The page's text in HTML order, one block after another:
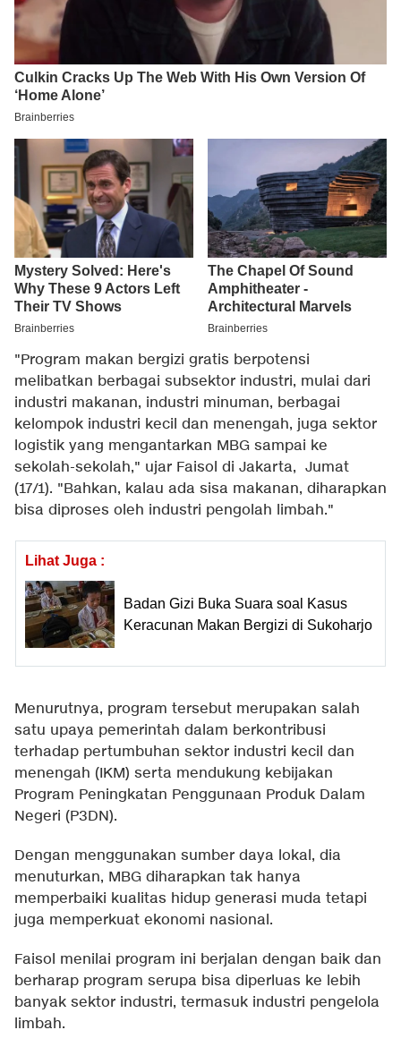
"Program makan bergizi gratis berpotensi
melibatkan berbagai subsektor industri, mulai dari
industri makanan, industri minuman, berbagai
kelompok industri kecil dan menengah, juga sektor
logistik yang mengantarkan MBG sampai ke
sekolah-sekolah," ujar Faisol di Jakarta, Jumat
(17/1). "Bahkan, kalau ada sisa makanan, diharapkan
bisa diproses oleh industri pengolah limbah."
Lihat Juga :
Badan Gizi Buka Suara soal Kasus
Keracunan Makan Bergizi di Sukoharjo
Menurutnya, program tersebut merupakan salah
satu upaya pemerintah dalam berkontribusi
terhadap pertumbuhan sektor industri kecil dan
menengah (IKM) serta mendukung kebijakan
Program Peningkatan Penggunaan Produk Dalam
Negeri (P3DN).
Dengan menggunakan sumber daya lokal, dia
menuturkan, MBG diharapkan tak hanya
memperbaiki kualitas hidup generasi muda tetapi
juga memperkuat ekonomi nasional.
Faisol menilai program ini berjalan dengan baik dan
berharap program serupa bisa diperluas ke lebih
banyak sektor industri, termasuk industri pengelola
limbah.